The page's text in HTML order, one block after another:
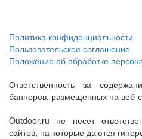
Политика конфиденциальности
Пользовательское соглашение
Положение об обработке
Ответственность за
баннеров, размещенных на веб-
Outdoor.ru не несет
сайтов, на которые даются